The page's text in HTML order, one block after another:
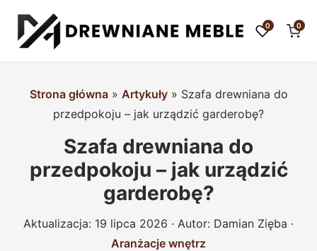
0 0
Strona główna» Artykuły» Szafa drewniana do
przedpokoju – jak urządzić garderobę?
Szafa drewniana do
przedpokoju – jak urządzić
garderobę?
Aktualizacja: 19 lipca 2026 · Autor: Damian Zięba ·
Aranżacje wnętrz